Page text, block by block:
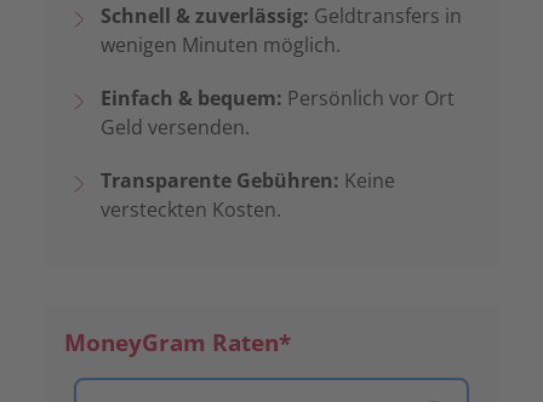
Schnell & zuverlässig: Geldtransfers in
wenigen Minuten möglich.
Einfach & bequem: Persönlich vor Ort
Geld versenden.
Transparente Gebühren: Keine
versteckten Kosten.
MoneyGram Raten*